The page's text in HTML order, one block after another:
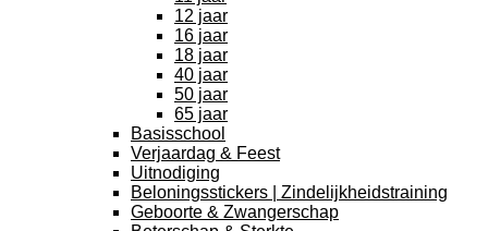
12 jaar
16 jaar
18 jaar
40 jaar
50 jaar
65 jaar
Basisschool
Verjaardag & Feest
Uitnodiging
Beloningsstickers | Zindelijkheidstraining
Geboorte & Zwangerschap